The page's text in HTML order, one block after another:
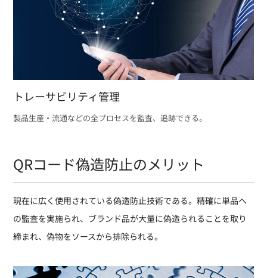
トレーサビリティ管理
製品生産・流通などの全プロセスを監査、追跡できる。
QRコード偽造防止のメリット
現在に広く使用されている偽造防止技術である。精確に単品へ
の監査を実施られ、ブランド品が大量に偽造られることを取り
締まれ、偽物をソースから排除られる。